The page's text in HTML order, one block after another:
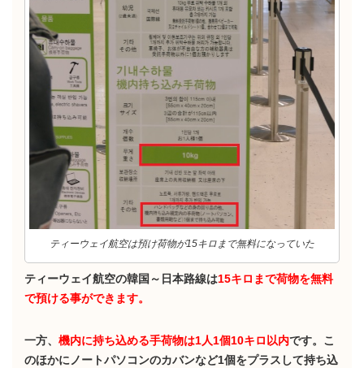
ティーウェイ航空は預け荷物が15キロまで無料になっていた
ティーウェイ航空の韓国～日本路線は15キロまで荷物を無料
で預ける事ができます。
一方、 機内に持ち込める手荷物は1人1個10キロ以内です。こ
のほかにノートパソコンのカバンなど1個をプラスして持ち込